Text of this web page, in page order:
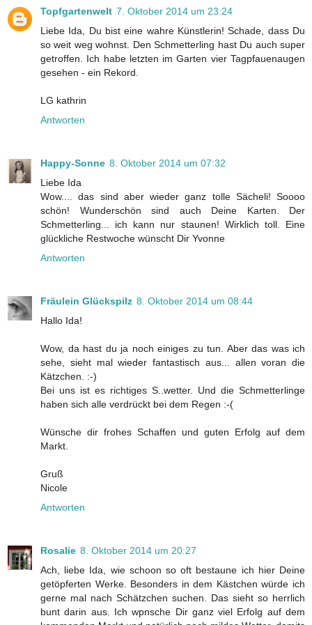
Topfgartenwelt 7. Oktober 2014 um 23:24
Liebe Ida, Du bist eine wahre Künstlerin! Schade, dass Du
so weit weg wohnst. Den Schmetterling hast Du auch super
getroffen. Ich habe letzten im Garten vier Tagpfauenaugen
gesehen - ein Rekord.
LG kathrin
Antworten
Happy-Sonne 8. Oktober 2014 um 07:32
Liebe Ida
Wow.... das sind aber wieder ganz tolle Sächeli! Soooo
schön! Wunderschön sind auch Deine Karten. Der
Schmetterling... ich kann nur staunen! Wirklich toll. Eine
glückliche Restwoche wünscht Dir Yvonne
Antworten
Fräulein Glückspilz 8. Oktober 2014 um 08:44
Hallo Ida!
Wow, da hast du ja noch einiges zu tun. Aber das was ich
sehe, sieht mal wieder fantastisch aus... allen voran die
Kätzchen. :-)
Bei uns ist es richtiges S..wetter. Und die Schmetterlinge
haben sich alle verdrückt bei dem Regen :-(
Wünsche dir frohes Schaffen und guten Erfolg auf dem
Markt.
Gruß
Nicole
Antworten
Rosalie 8. Oktober 2014 um 20:27
Ach, liebe Ida, wie schoon so oft bestaune ich hier Deine
getöpferten Werke. Besonders in dem Kästchen würde ich
gerne mal nach Schätzchen suchen. Das sieht so herrlich
bunt darin aus. Ich wpnsche Dir ganz viel Erfolg auf dem